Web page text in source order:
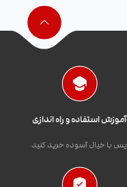
آموزش استفاده و راه اندازی
پس با خیال آسوده خرید کنید